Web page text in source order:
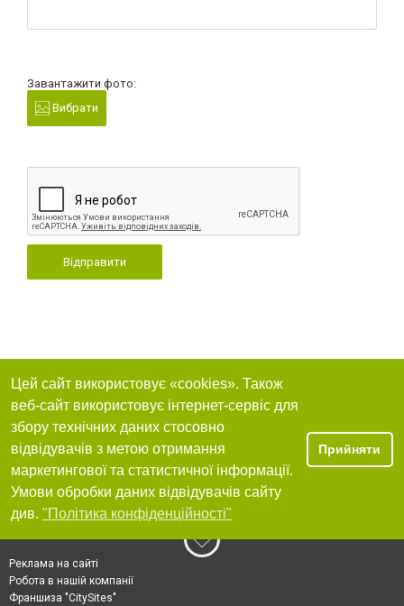
Завантажити фото:
Вибрати
Відправити
Цей сайт використовує «cookies». Також
веб-сайт використовує інтернет-сервіс для
збору технічних даних стосовно
відвідувачів з метою отримання
маркетингової та статистичної інформації.
Умови обробки даних відвідувачів сайту
див. "Політика конфіденційності"
Прийняти
Реклама на сайті
Робота в нашій компанії
Франшиза "CitySites"